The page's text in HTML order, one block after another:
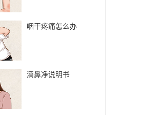
咽干疼痛怎么办
滴鼻净说明书